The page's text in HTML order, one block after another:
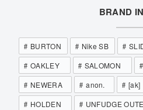
BRAND
BURTON Nike SB
OAKLEY
SALOMON
NEWERA
anon. [ak]
HOLDEN
UNFUDGE